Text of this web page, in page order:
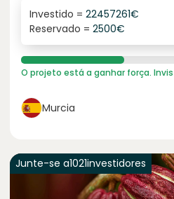
6.3%
juro anual
Investido = 22457261€
Reservado = 2500€
O projeto está a ganhar força.
Murcia
Junte-se a1021investidores